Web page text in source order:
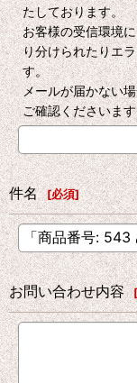
たしております。
お客様の受信環境
り分けられたりエ
す。
メールが届かない
ご確認くださいま
件名 [必須]
お問い合わせ内容 [